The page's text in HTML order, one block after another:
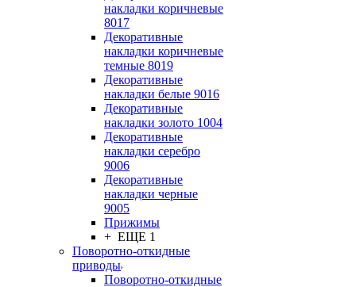
накладки коричневые
8017
Декоративные
накладки коричневые
темные 8019
Декоративные
накладки белые 9016
Декоративные
накладки золото 1004
Декоративные
накладки серебро
9006
Декоративные
накладки черные
9005
Прижимы
+ ЕЩЕ 1
Поворотно-откидные
приводы
Поворотно-откидные